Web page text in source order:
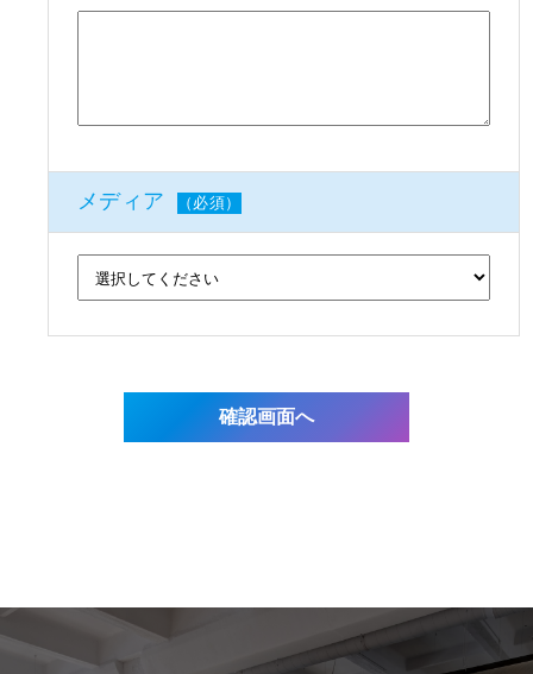
メディア （必須）